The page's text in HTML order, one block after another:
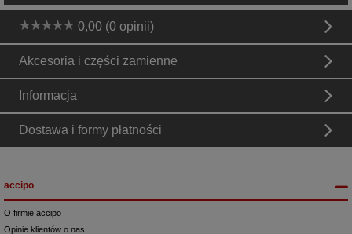
0,00 (0 opinii)
Akcesoria i części zamienne
Informacja
Dostawa i formy płatności
accipo
O firmie accipo
Opinie klientów o nas